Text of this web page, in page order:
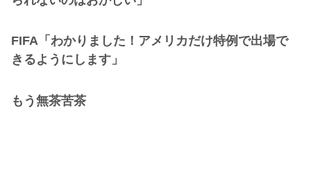
FIFA「わかりました！アメリカだけ特例で出場で
きるようにします」
もう無茶苦茶